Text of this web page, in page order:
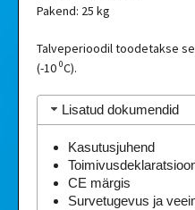
Pakend: 25 kg
Talveperioodil toodetakse
(-10 0C).
Lisatud dokumendid
Kasutusjuhend
CE märgis
Survetugevus ja